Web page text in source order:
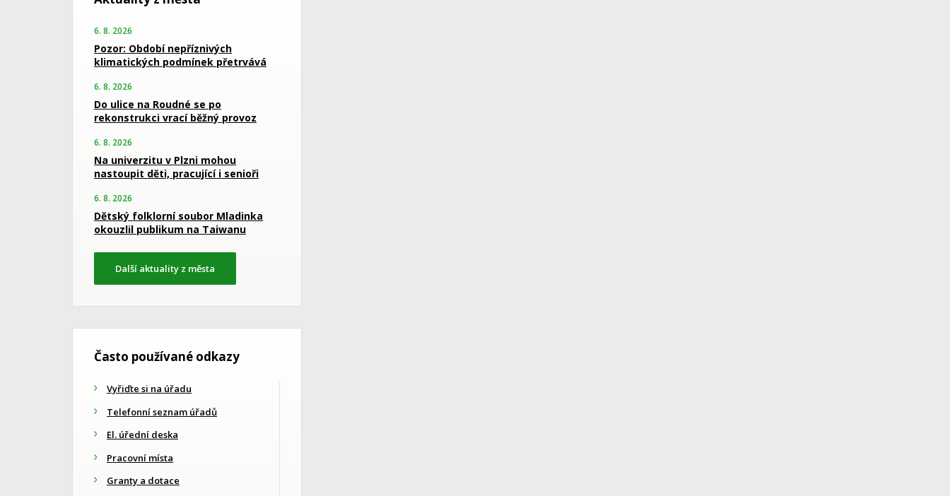
6. 8. 2026
Pozor: Období nepříznivých
klimatických podmínek přetrvává
6. 8. 2026
Do ulice na Roudné se po
rekonstrukci vrací běžný provoz
6. 8. 2026
Na univerzitu v Plzni mohou
nastoupit děti, pracující i senioři
6. 8. 2026
Dětský folklorní soubor Mladinka
okouzlil publikum na Taiwanu
Další aktuality z města
Často používané odkazy
Vyřiďte si na úřadu
Telefonní seznam úřadů
El. úřední deska
Pracovní místa
Granty a dotace